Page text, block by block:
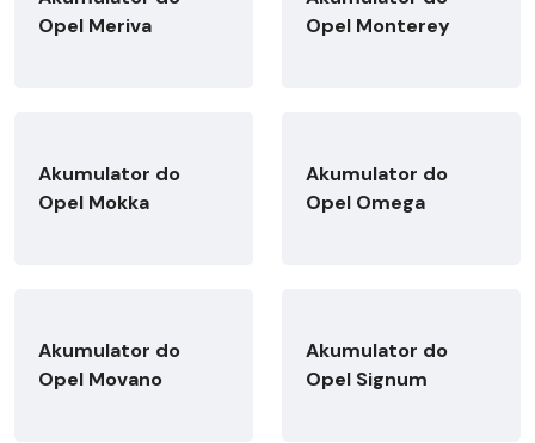
Opel Meriva
Opel Monterey
Akumulator do
Opel Mokka
Akumulator do
Opel Omega
Akumulator do
Opel Movano
Akumulator do
Opel Signum